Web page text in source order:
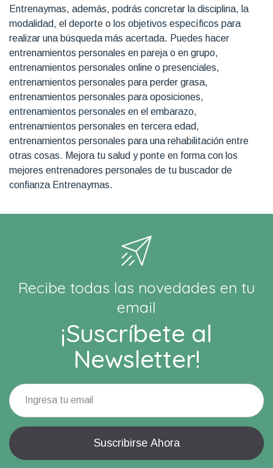
Entrenaymas, además, podrás concretar la disciplina, la
modalidad, el deporte o los objetivos específicos para
realizar una búsqueda más acertada. Puedes hacer
entrenamientos personales en pareja o en grupo,
entrenamientos personales online o presenciales,
entrenamientos personales para perder grasa,
entrenamientos personales para oposiciones,
entrenamientos personales en el embarazo,
entrenamientos personales en tercera edad,
entrenamientos personales para una rehabilitación entre
otras cosas. Mejora tu salud y ponte en forma con los
mejores entrenadores personales de tu buscador de
confianza Entrenaymas.
Recibe todas las novedades en tu
email
¡Suscríbete al
Newsletter!